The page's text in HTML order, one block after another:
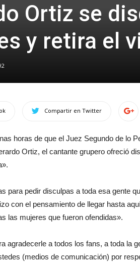
Ortiz se
y retira el
Compartir en Twitter
horas de que el Juez Segundo de lo
Ortiz, el cantante grupero ofreció
para pedir disculpas a toda esa gente
con el pensamiento de llegar hasta
las mujeres que fueron ofendidas».
agradecerle a todos los fans, a toda la
(medios de comunicación) por